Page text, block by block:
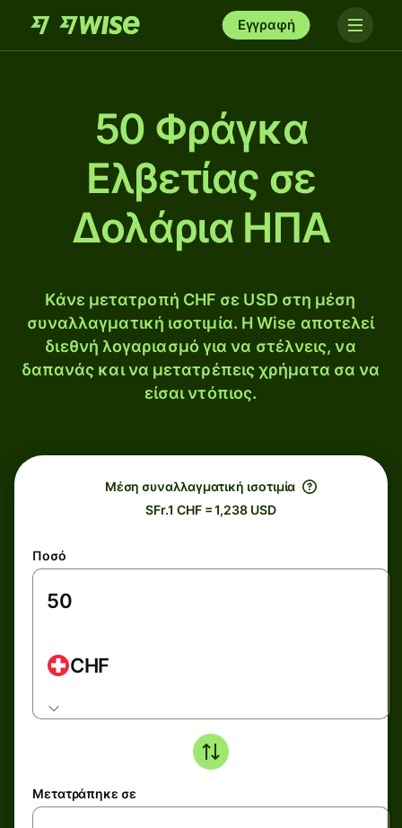
Εγγραφή
50 Φράγκα
Ελβετίας σε
Δολάρια ΗΠΑ
Κάνε μετατροπή CHF σε USD στη μέση
συναλλαγματική ισοτιμία. Η Wise αποτελεί
διεθνή λογαριασμό για να στέλνεις, να
δαπανάς και να μετατρέπεις χρήματα σα να
είσαι ντόπιος.
Μέση συναλλαγματική ισοτιμία
SFr.1 CHF = 1,238 USD
Ποσό
CHF
Μετατράπηκε σε